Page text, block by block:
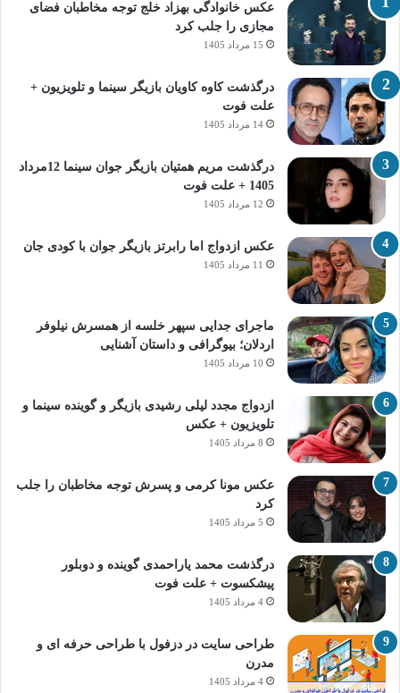
عکس خانوادگی بهزاد خلج توجه مخاطبان فضای
مجازی را جلب کرد
15 مرداد 1405
درگذشت کاوه کاویان بازیگر سینما و تلویزیون +
علت فوت
14 مرداد 1405
درگذشت مریم همتیان بازیگر جوان سینما 12مرداد
1405 + علت فوت
12 مرداد 1405
عکس ازدواج اما رابرتز بازیگر جوان با کودی جان
11 مرداد 1405
ماجرای جدایی سپهر خلسه از همسرش نیلوفر
اردلان؛ بیوگرافی و داستان آشنایی
10 مرداد 1405
ازدواج مجدد لیلی رشیدی بازیگر و گوینده سینما و
تلویزیون + عکس
8 مرداد 1405
عکس مونا کرمی و پسرش توجه مخاطبان را جلب
کرد
5 مرداد 1405
درگذشت محمد یاراحمدی گوینده و دوبلور
پیشکسوت + علت فوت
4 مرداد 1405
طراحی سایت در دزفول با طراحی حرفه‌ ای و
مدرن
4 مرداد 1405